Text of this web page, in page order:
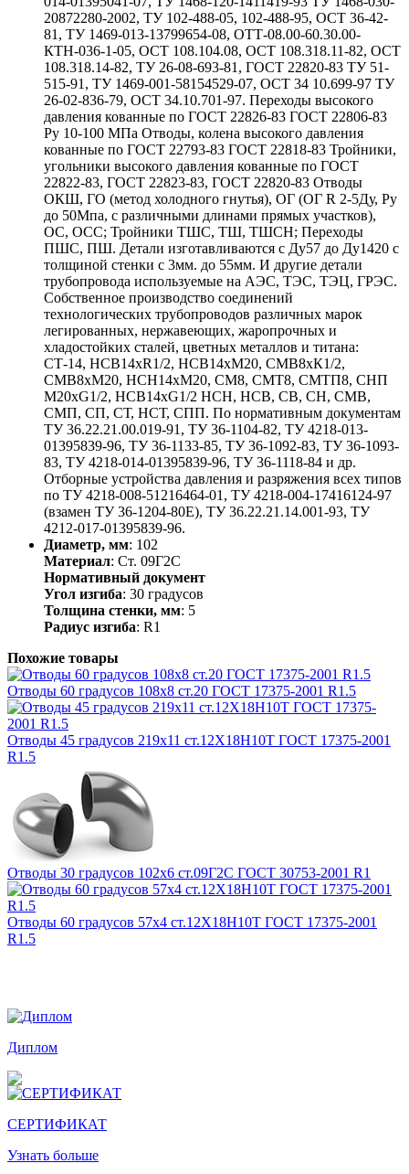
20872280-2002, ТУ 102-488-05, 102-488-95, ОСТ 36-42-
81, ТУ 1469-013-13799654-08, ОТТ-08.00-60.30.00-
КТН-036-1-05, ОСТ 108.104.08, ОСТ 108.318.11-82, ОСТ
108.318.14-82, ТУ 26-08-693-81, ГОСТ 22820-83 ТУ 51-
515-91, ТУ 1469-001-58154529-07, ОСТ 34 10.699-97 ТУ
26-02-836-79, ОСТ 34.10.701-97. Переходы высокого
давления кованные по ГОСТ 22826-83 ГОСТ 22806-83
Ру 10-100 МПа Отводы, колена высокого давления
кованные по ГОСТ 22793-83 ГОСТ 22818-83 Тройники,
угольники высокого давления кованные по ГОСТ
22822-83, ГОСТ 22823-83, ГОСТ 22820-83 Отводы
ОКШ, ГО (метод холодного гнутья), ОГ (ОГ R 2-5Ду, Ру
до 50Мпа, с различными длинами прямых участков),
ОС, ОСС; Тройники ТШС, ТШ, ТШСН; Переходы
ПШС, ПШ. Детали изготавливаются с Ду57 до Ду1420 с
толщиной стенки с 3мм. до 55мм. И другие детали
трубопровода используемые на АЭС, ТЭС, ТЭЦ, ГРЭС.
Собственное производство соединений
технологических трубопроводов различных марок
легированных, нержавеющих, жаропрочных и
хладостойких сталей, цветных металлов и титана:
СТ-14, НСВ14хR1/2, НСВ14хМ20, СМВ8хК1/2,
СМВ8хМ20, НСН14хМ20, СМ8, СМТ8, СМТП8, СНП
М20хG1/2, НСВ14хG1/2 НСН, НСВ, СВ, СН, СМВ,
СМП, СП, СТ, НСТ, СПП. По нормативным документам
ТУ 36.22.21.00.019-91, ТУ 36-1104-82, ТУ 4218-013-
01395839-96, ТУ 36-1133-85, ТУ 36-1092-83, ТУ 36-1093-
83, ТУ 4218-014-01395839-96, ТУ 36-1118-84 и др.
Отборные устройства давления и разряжения всех типов
по ТУ 4218-008-51216464-01, ТУ 4218-004-17416124-97
(взамен ТУ 36-1204-80Е), ТУ 36.22.21.14.001-93, ТУ
4212-017-01395839-96.
Диаметр, мм: 102
Материал: Ст. 09Г2С
Нормативный документ
Угол изгиба: 30 градусов
Толщина стенки, мм: 5
Радиус изгиба: R1
Похожие товары
Отводы 60 градусов 108х8 ст.20 ГОСТ 17375-2001 R1.5
Отводы 45 градусов 219х11 ст.12Х18Н10Т ГОСТ 17375-2001
R1.5
Отводы 30 градусов 102х6 ст.09Г2С ГОСТ 30753-2001 R1
Отводы 60 градусов 57х4 ст.12Х18Н10Т ГОСТ 17375-2001
R1.5
Диплом
СЕРТИФИКАТ
Узнать больше